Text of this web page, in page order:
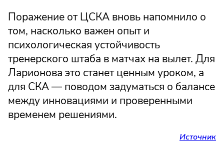
Поражение от ЦСКА вновь напомнило о
том, насколько важен опыт и
психологическая устойчивость
тренерского штаба в матчах на вылет. Для
Ларионова это станет ценным уроком, а
для СКА — поводом задуматься о балансе
между инновациями и проверенными
временем решениями.
Источник